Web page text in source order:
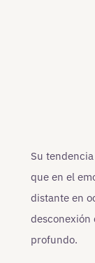
Su
que en el
distante en
desconexión
profundo.